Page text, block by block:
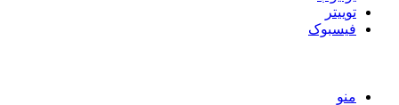
توییتر
فیسبوک
منو